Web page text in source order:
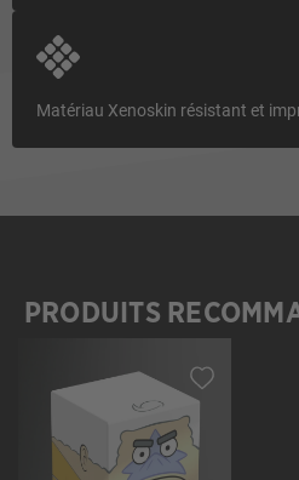
Matériau Xenoskin résistant et
Ignorer la galerie de produits
PRODUITS